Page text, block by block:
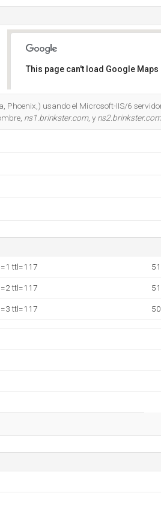
This page can't load Google
usando el Microsoft-IIS/6
ns1.brinkster.com, y ns2.brinkster.com
ttl=117
ttl=117
ttl=117